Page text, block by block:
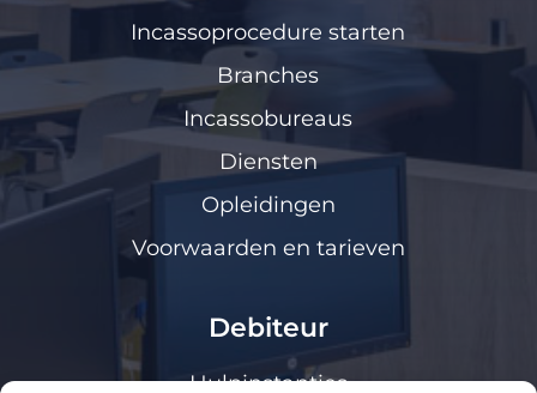
Incassoprocedure starten
Branches
Incassobureaus
Diensten
Opleidingen
Voorwaarden en tarieven
Debiteur
Hulpinstanties